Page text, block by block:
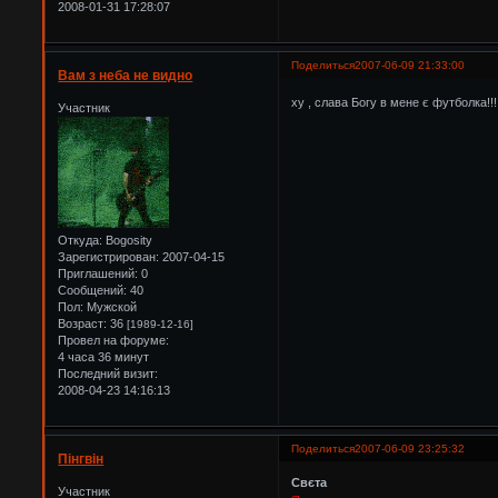
2008-01-31 17:28:07
Поделиться2007-06-09 21:33:00
Вам з неба не видно
Участник
Откуда: Bogosity
Зарегистрирован: 2007-04-15
Приглашений: 0
Сообщений: 40
Пол: Мужской
Возраст: 36[1989-12-16]
Провел на форуме:
4 часа 36 минут
Последний визит:
2008-04-23 14:16:13
ху , слава Богу в мене є
Поделиться2007-06-09 23:25:32
Пінгвін
Участник
Свєта